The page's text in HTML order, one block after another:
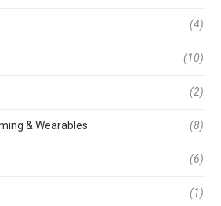
(4)
(10)
(2)
& Wearables (8)
(6)
(1)